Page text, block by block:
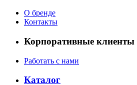
О бренде
Контакты
Корпоративные клиенты
Работать с нами
Каталог